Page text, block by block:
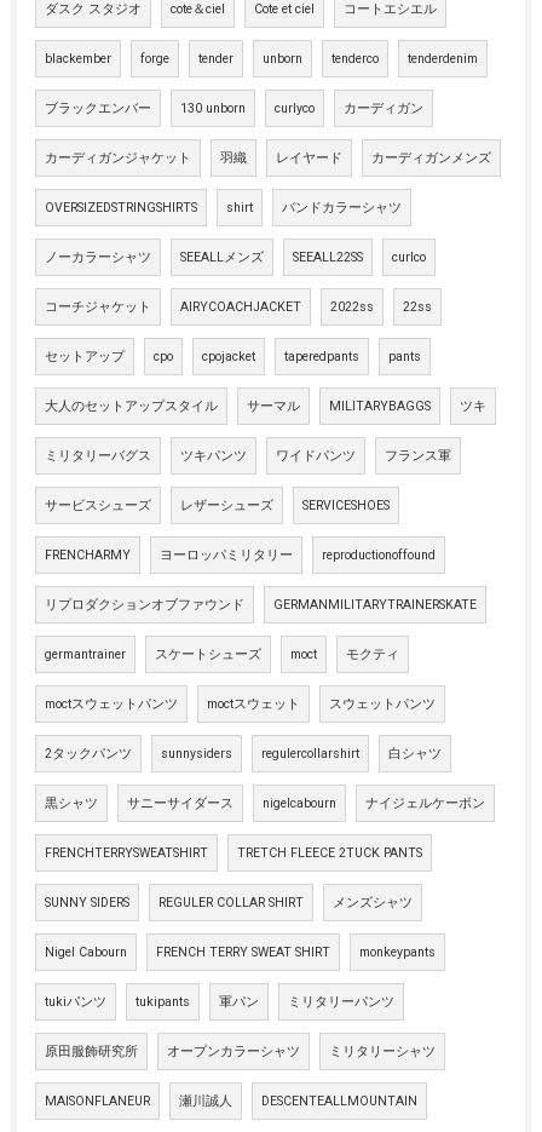
ダスク スタジオ cote＆ciel Cote et ciel コートエシエル
blackember forge tender unborn tenderco tenderdenim
ブラックエンバー 130 unborn curlyco カーディガン
カーディガンジャケット 羽織 レイヤード カーディガンメンズ
OVERSIZEDSTRINGSHIRTS shirt バンドカラーシャツ
ノーカラーシャツ SEEALLメンズ SEEALL22SS curlco
コーチジャケット AIRYCOACHJACKET 2022ss 22ss
セットアップ cpo cpojacket taperedpants pants
大人のセットアップスタイル サーマル MILITARYBAGGS ツキ
ミリタリーバグス ツキパンツ ワイドパンツ フランス軍
サービスシューズ レザーシューズ SERVICESHOES
FRENCHARMY ヨーロッパミリタリー reproductionoffound
リプロダクションオブファウンド GERMANMILITARYTRAINERSKATE
germantrainer スケートシューズ moct モクティ
moctスウェットパンツ moctスウェット スウェットパンツ
2タックパンツ sunnysiders regulercollarshirt 白シャツ
黒シャツ サニーサイダース nigelcabourn ナイジェルケーボン
FRENCHTERRYSWEATSHIRT TRETCH FLEECE 2TUCK PANTS
SUNNY SIDERS REGULER COLLAR SHIRT メンズシャツ
Nigel Cabourn FRENCH TERRY SWEAT SHIRT monkeypants
tukiパンツ tukipants 軍パン ミリタリーパンツ
原田服飾研究所 オープンカラーシャツ ミリタリーシャツ
MAISONFLANEUR 瀬川誠人 DESCENTEALLMOUNTAIN